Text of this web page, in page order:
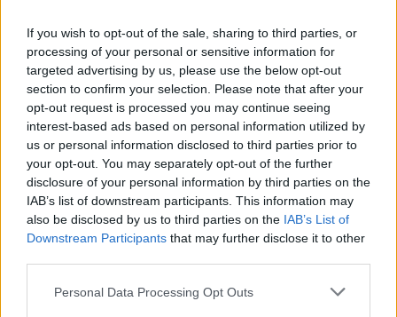
If you wish to opt-out of the sale, sharing to third parties, or
processing of your personal or sensitive information for
targeted advertising by us, please use the below opt-out
section to confirm your selection. Please note that after your
opt-out request is processed you may continue seeing
interest-based ads based on personal information utilized by
us or personal information disclosed to third parties prior to
your opt-out. You may separately opt-out of the further
disclosure of your personal information by third parties on the
IAB’s list of downstream participants. This information may
also be disclosed by us to third parties on the IAB’s List of
Downstream Participants that may further disclose it to other
Please note that this website/app uses one or more Google
Personal Data Processing Opt Outs